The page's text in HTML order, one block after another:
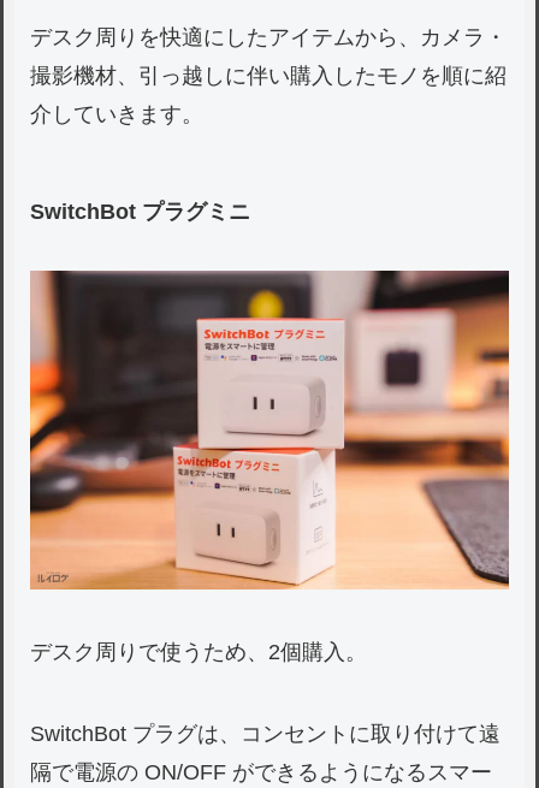
デスク周りを快適にしたアイテムから、カメラ・
撮影機材、引っ越しに伴い購入したモノを順に紹
介していきます。
SwitchBot プラグミニ
デスク周りで使うため、2個購入。
SwitchBot プラグは、コンセントに取り付けて遠
隔で電源の ON/OFF ができるようになるスマー